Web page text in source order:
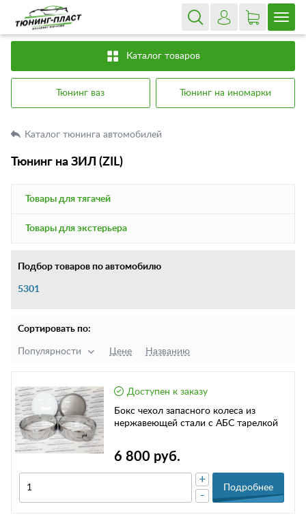
Каталог товаров
Тюнинг ваз Тюнинг на иномарки
Каталог тюнинга автомобилей
Тюнинг на ЗИЛ (ZIL)
Товары для тягачей
Товары для экстерьера
Подбор товаров по автомобилю
5301
Сортировать по:
Популярности Цене Названию
Доступен к заказу
Бокс чехол запасного колеса из
нержавеющей стали с АБС тарелкой
6 800 руб.
-
+
Подробнее